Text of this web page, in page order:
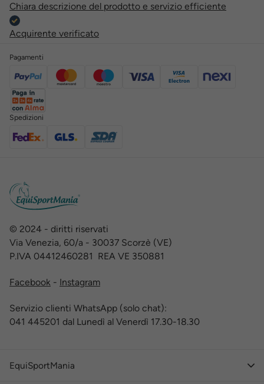
Chiara descrizione del prodotto e servizio efficiente
Acquirente verificato
Pagamenti
Spedizioni
© 2024 - diritti riservati
Via Venezia, 60/a - 30037 Scorzè (VE)
P.IVA 04412460281 REA VE 350881
Facebook - Instagram
Servizio clienti WhatsApp (solo chat):
041 445201 dal Lunedì al Venerdì 17.30-18.30
EquiSportMania